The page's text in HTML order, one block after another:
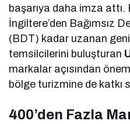
başarıya daha imza attı.
İngiltere’den Bağımsız
(BDT) kadar uzanan
temsilcilerini buluşturan
markalar açısından
bölge turizmine de katkı
400’den Fazla